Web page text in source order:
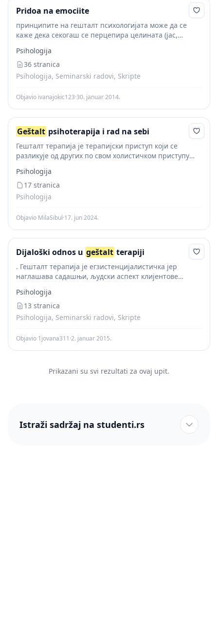
Pridoa na emociite
принципите на гешталт психологијата може да се
каже дека секогаш се перцепира целината (јас,
и позадина (останатите стимулуси). Сама по себе,
менталната...
Psihologija
36 stranica
Psihologija, Seminarski radovi, Skripte
Objavio ivanajokic123·30. januar 2014.
Geštalt psihoterapija i rad na sebi
Гешталт терапија је терапијски приступ који се
разликује од других по свом холистичком приступу
Централна идеја гешталт терапије је да појединац
постане свестан...
Psihologija
17 stranica
Psihologija
Objavio MilaSibul·17. jun 2024.
Dijaloški odnos u geštalt terapiji
. Гешталт терапија је егзистенцијалистичка јер
наглашава садашњи, људски аспект клијентове
терапијске сеансе односно могућност клијента да, уз
помоћ свесности, изабере своју...
Psihologija
13 stranica
Psihologija, Seminarski radovi, Skripte
Objavio 1jovana311·2. januar 2015.
Prikazani su svi rezultati za ovaj upit.
Istraži sadržaj na studenti.rs